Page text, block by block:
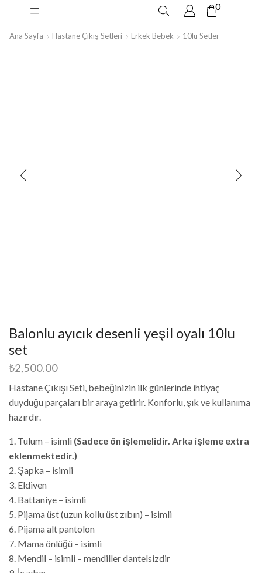
0
Ana Sayfa Hastane Çıkış Setleri Erkek Bebek 10lu Setler
Balonlu ayıcık desenli yeşil oyalı 10lu
set
₺2,500.00
Hastane Çıkışı Seti, bebeğinizin ilk günlerinde ihtiyaç
duyduğu parçaları bir araya getirir. Konforlu, şık ve kullanıma
hazırdır.
1. Tulum – isimli (Sadece ön işlemelidir. Arka işleme extra
eklenmektedir.)
2. Şapka – isimli
3. Eldiven
4. Battaniye – isimli
5. Pijama üst (uzun kollu üst zıbın) – isimli
6. Pijama alt pantolon
7. Mama önlüğü – isimli
8. Mendil – isimli – mendiller dantelsizdir